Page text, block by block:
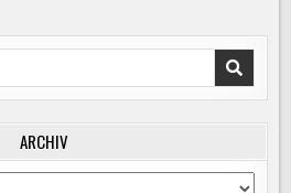
ARCHIV